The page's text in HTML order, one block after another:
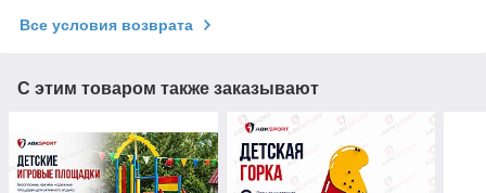
Все условия возврата
С этим товаром также заказывают